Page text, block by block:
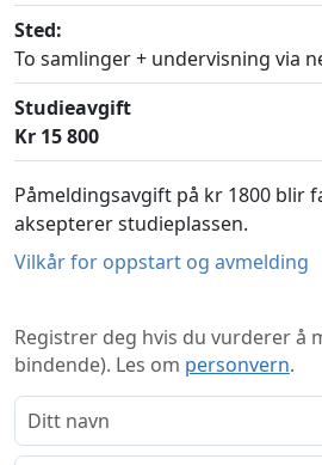
Sted:
To samlinger + undervisning via
Studieavgift
Kr 15 800
Påmeldingsavgift på kr 1800 blir
aksepterer studieplassen.
Vilkår for oppstart og avmelding